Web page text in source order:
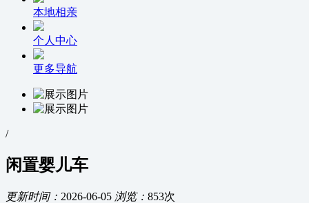
本地相亲
个人中心
更多导航
/
闲置婴儿车
更新时间： 2026-06-05 浏览： 853次